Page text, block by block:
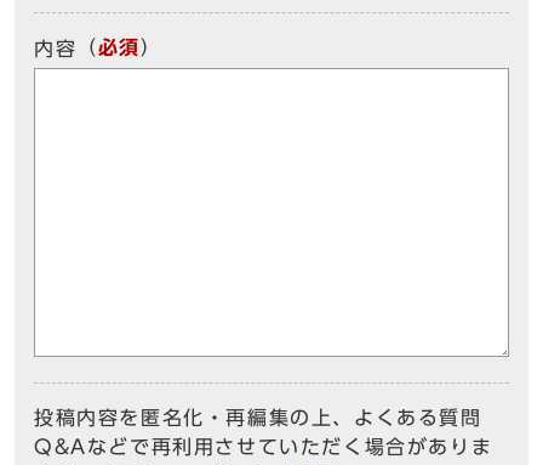
内容 （必須）
投稿内容を匿名化・再編集の上、よくある質問
Q&Aなどで再利用させていただく場合がありま